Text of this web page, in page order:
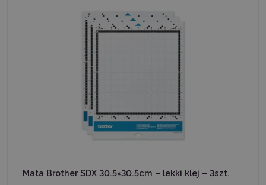
Mata Brother SDX 30.5×30.5cm – lekki klej – 3szt.